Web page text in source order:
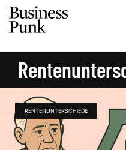
RENTENUNTERSCHIEDE